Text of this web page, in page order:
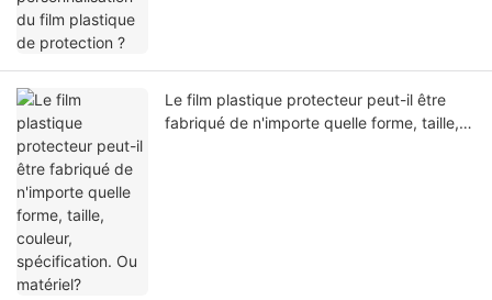
Le film plastique protecteur peut-il être
fabriqué de n'importe quelle forme, taille,